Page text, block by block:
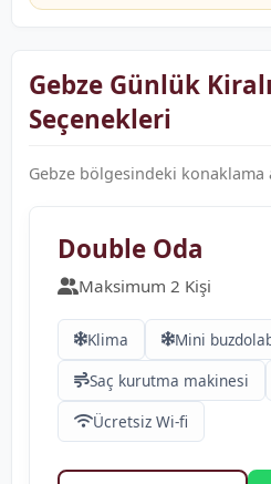
Gebze Günlük
Seçenekleri
Gebze bölgesindeki
Double Oda
Maksimum 2 Kişi
Klima
Mini
Saç kurutma makinesi
Ücretsiz Wi-fi